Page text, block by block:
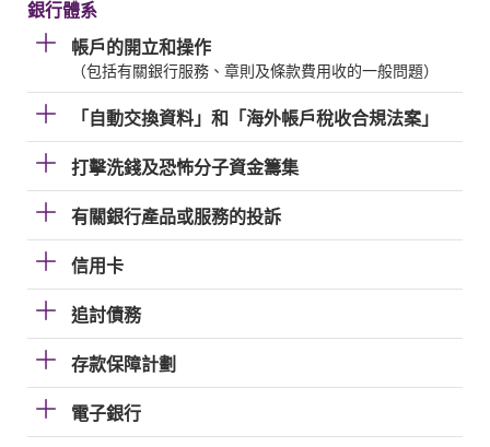
銀行體系
帳戶的開立和操作
（包括有關銀行服務、章則及條款費用收的一般問題）
「自動交換資料」和「海外帳戶稅收合規法案」
打擊洗錢及恐怖分子資金籌集
有關銀行產品或服務的投訴
信用卡
追討債務
存款保障計劃
電子銀行